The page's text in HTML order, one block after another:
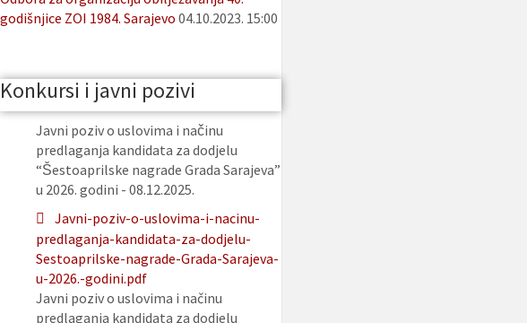
godišnjice ZOI 1984. Sarajevo 04.10.2023. 15:00
Konkursi i javni pozivi
Javni poziv o uslovima i načinu
predlaganja kandidata za dodjelu
“Šestoaprilske nagrade Grada Sarajeva”
u 2026. godini - 08.12.2025.
Javni-poziv-o-uslovima-i-nacinu-
predlaganja-kandidata-za-dodjelu-
Sestoaprilske-nagrade-Grada-Sarajeva-
u-2026.-godini.pdf
Javni poziv o uslovima i načinu
predlaganja kandidata za dodjelu